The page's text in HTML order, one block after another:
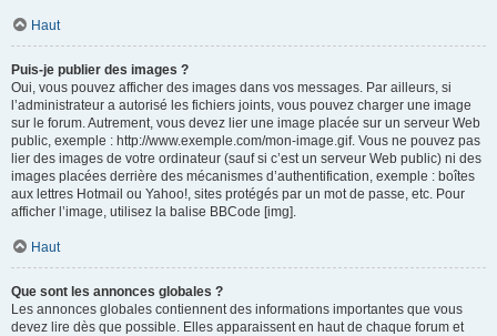
Haut
Puis-je publier des images ?
Oui, vous pouvez afficher des images dans vos messages. Par ailleurs, si
l’administrateur a autorisé les fichiers joints, vous pouvez charger une image
sur le forum. Autrement, vous devez lier une image placée sur un serveur Web
public, exemple : http://www.exemple.com/mon-image.gif. Vous ne pouvez pas
lier des images de votre ordinateur (sauf si c’est un serveur Web public) ni des
images placées derrière des mécanismes d’authentification, exemple : boîtes
aux lettres Hotmail ou Yahoo!, sites protégés par un mot de passe, etc. Pour
afficher l’image, utilisez la balise BBCode [img].
Haut
Que sont les annonces globales ?
Les annonces globales contiennent des informations importantes que vous
devez lire dès que possible. Elles apparaissent en haut de chaque forum et